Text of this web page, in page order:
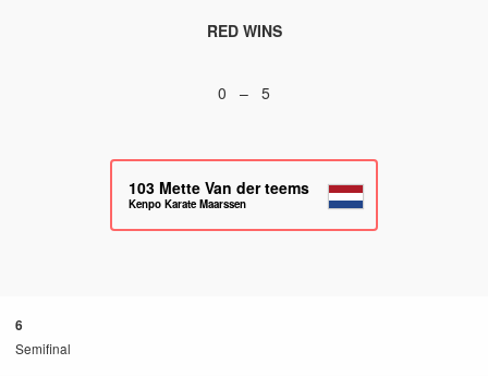
RED WINS
0 – 5
103 Mette Van der teems
Kenpo Karate Maarssen
6
Semifinal